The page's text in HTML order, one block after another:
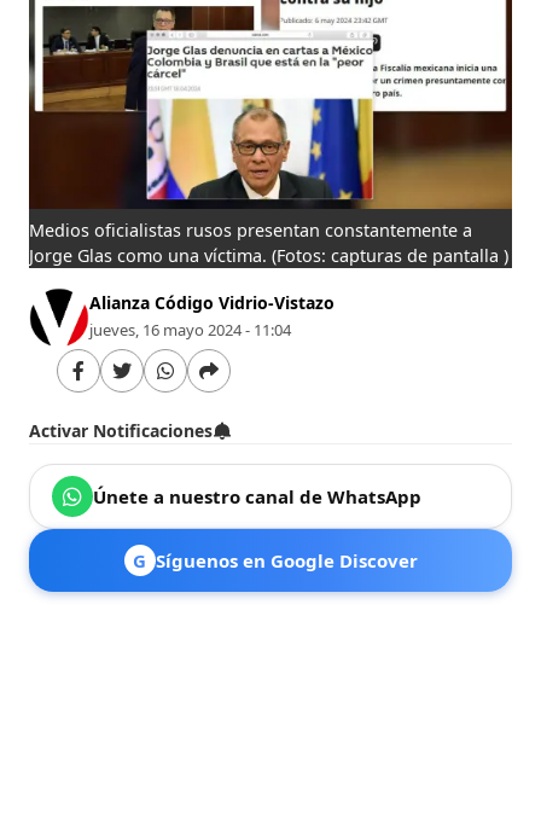
Medios oficialistas rusos presentan constantemente a
Jorge Glas como una víctima.(Fotos: capturas de pantalla )
Alianza Código Vidrio-Vistazo
jueves, 16 mayo 2024 - 11:04
Activar Notificaciones
Únete a nuestro canal de WhatsApp
G Síguenos en Google Discover